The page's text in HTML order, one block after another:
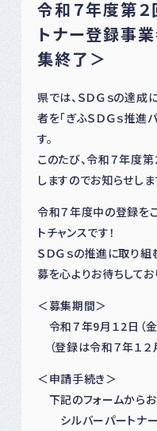
令和７年度第
トナー登録事
集終了＞
県では、ＳＤＧｓの達
者を「ぎふＳＤＧｓ推進
す。
このたび、令和７年度
しますのでお知らせしま
令和７年度中の登録を
トチャンスです！
ＳＤＧｓの推進に取り
募を心よりお待ちしてお
＜募集期間＞
令和７年9月１2日（金
（登録は令和７年１２
＜申請手続き＞
下記のフォームからお
シルバーパートナー